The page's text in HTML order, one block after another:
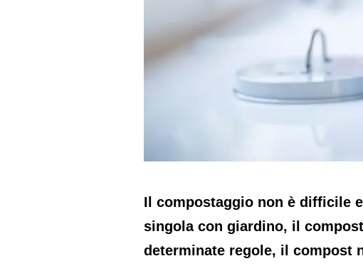
Il compostaggio non è difficile
singola con giardino, il
determinate regole, il compost